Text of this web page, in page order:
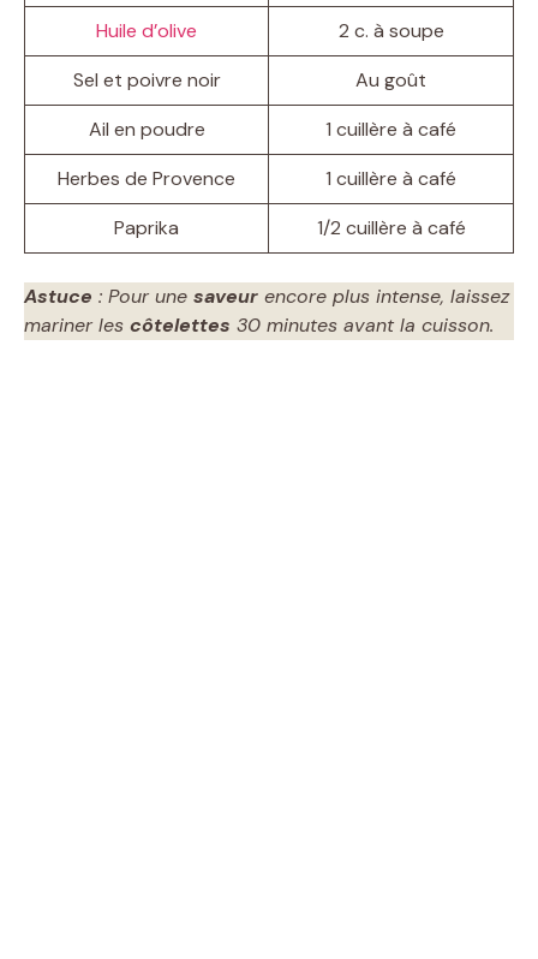
Huile d’olive
2 c. à soupe
Sel et poivre noir
Au goût
Ail en poudre
1 cuillère à café
Herbes de Provence
1 cuillère à café
Paprika
1/2 cuillère à café
Astuce : Pour une saveur encore plus intense, laissez
mariner les côtelettes 30 minutes avant la cuisson.